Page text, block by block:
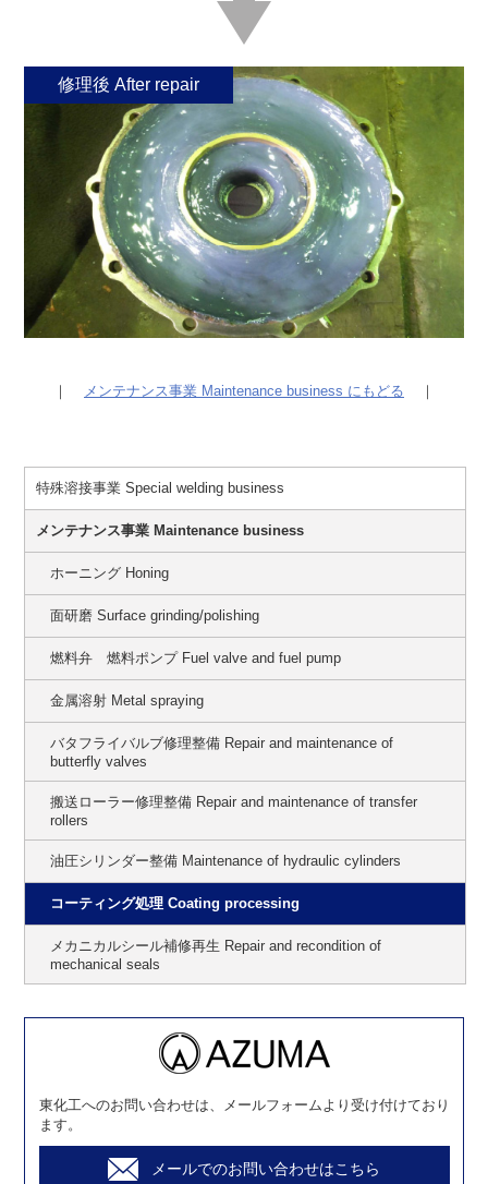
修理後 After repair
｜ メンテナンス事業 Maintenance business にもどる ｜
特殊溶接事業 Special welding business
メンテナンス事業 Maintenance business
ホーニング Honing
面研磨 Surface grinding/polishing
燃料弁 燃料ポンプ Fuel valve and fuel pump
金属溶射 Metal spraying
バタフライバルブ修理整備 Repair and maintenance of
butterfly valves
搬送ローラー修理整備 Repair and maintenance of transfer
rollers
油圧シリンダー整備 Maintenance of hydraulic cylinders
コーティング処理 Coating processing
メカニカルシール補修再生 Repair and recondition of
mechanical seals
東化工へのお問い合わせは、メールフォームより受け付けており
ます。
メールでのお問い合わせはこちら